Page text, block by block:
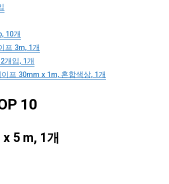
10개
프 3m, 1개
개입, 1개
프 30mm x 1m, 혼합색상, 1개
10
5 m, 1개